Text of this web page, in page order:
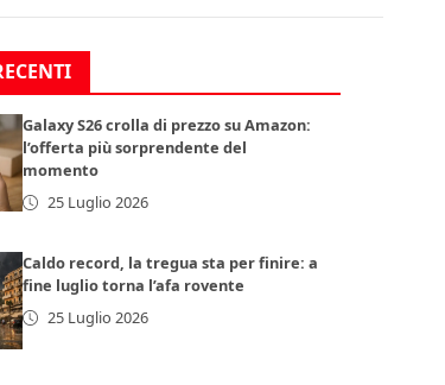
Galaxy S26 crolla di prezzo su Amazon:
l’offerta più sorprendente del
momento
25 Luglio 2026
Caldo record, la tregua sta per finire: a
fine luglio torna l’afa rovente
25 Luglio 2026